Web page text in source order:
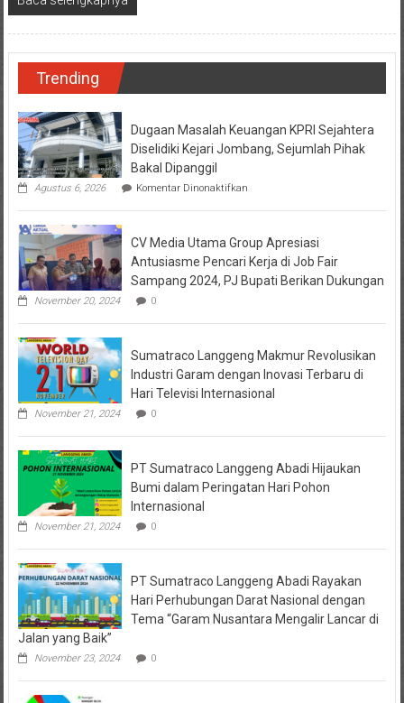
Trending
Dugaan Masalah Keuangan KPRI Sejahtera
Diselidiki Kejari Jombang, Sejumlah Pihak
Bakal Dipanggil
Agustus 6, 2026 Komentar Dinonaktifkanpada
Masalah
KPRI
Sejahtera
Diselidiki
Kejari
Pihak
Dipanggil
CV Media Utama Group Apresiasi
Antusiasme Pencari Kerja di Job Fair
Sampang 2024, PJ Bupati Berikan Dukungan
November 20, 2024 0
Sumatraco Langgeng Makmur Revolusikan
Industri Garam dengan Inovasi Terbaru di
Hari Televisi Internasional
November 21, 2024 0
PT Sumatraco Langgeng Abadi Hijaukan
Bumi dalam Peringatan Hari Pohon
Internasional
November 21, 2024 0
PT Sumatraco Langgeng Abadi Rayakan
Hari Perhubungan Darat Nasional dengan
Tema “Garam Nusantara Mengalir Lancar di
Jalan yang Baik”
November 23, 2024 0